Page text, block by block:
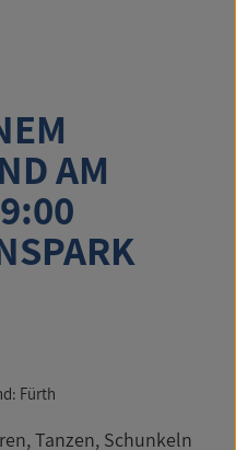
AM
Fürth
Tanzen, Schunkeln